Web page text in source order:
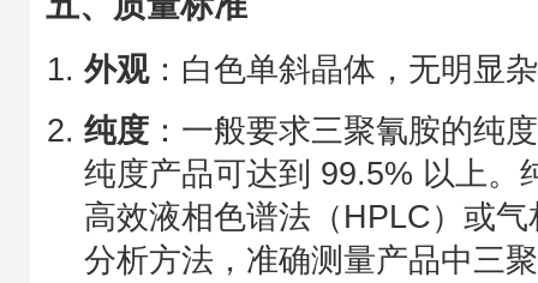
外观：白色单斜晶体，无明显
纯度 ：一般要求三聚氰胺的纯
纯度产品可达到 99.5% 以上。
高效液相色谱法（HPLC）或
分析方法，准确测量产品中三